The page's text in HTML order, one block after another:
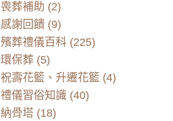
喪葬補助 (2)
感謝回饋(9)
殯葬禮儀百科(225)
環保葬(5)
祝壽花籃、升遷花籃 (4)
禮儀習俗知識 (40)
納骨塔 (18)